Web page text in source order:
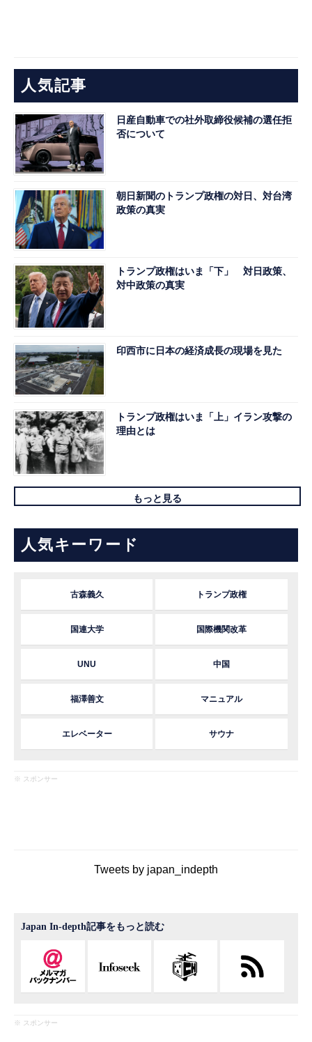
人気記事
日産自動車での社外取締役候補の選任拒
否について
朝日新聞のトランプ政権の対日、対台湾
政策の真実
トランプ政権はいま「下」 対日政策、
対中政策の真実
印西市に日本の経済成長の現場を見た
トランプ政権はいま「上」イラン攻撃の
理由とは
もっと見る
人気キーワード
古森義久 トランプ政権
国連大学 国際機関改革
UNU 中国
福澤善文 マニュアル
エレベーター サウナ
※ スポンサー
Tweets by japan_indepth
Japan In-depth記事をもっと読む
※ スポンサー